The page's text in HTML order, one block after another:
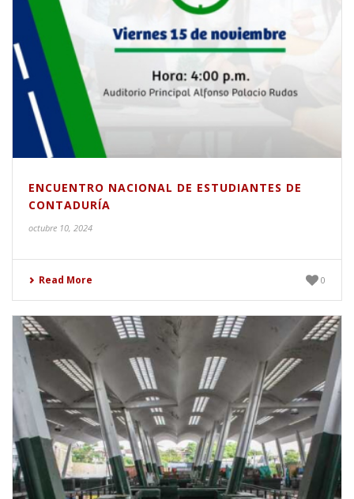
ENCUENTRO NACIONAL DE ESTUDIANTES DE
CONTADURÍA
octubre 10, 2024
Read More 0